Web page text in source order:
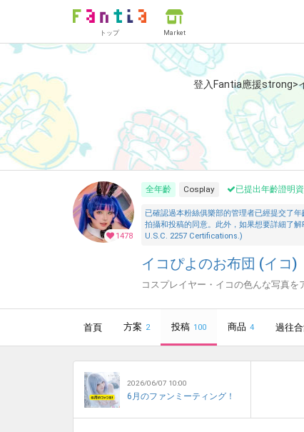
トップ Market
登入Fantia應援strong>
1478
全年齡 Cosplay 已提出年齡證明
已確認過本粉絲俱樂部的管理者已經提交了
拍攝和投稿的同意。此外，如果想要詳細了
U.S.C. 2257 Certifications.)
イコぴよのお布団 (イコ)
コスプレイヤー・イコの色んな写真を
首頁 方案 2 投稿 100 商品 4 過往
2026/06/07 10:00
6月のファンミーティング！